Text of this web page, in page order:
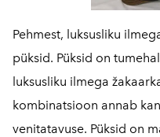
Pehmest, luksusliku
püksid. Püksid on
luksusliku ilmega
kombinatsioon annab
venitatavuse. Püksid on